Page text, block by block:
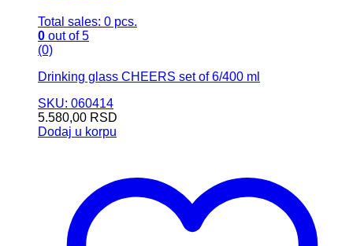
Total sales: 0 pcs.
0 out of 5
(0)
Drinking glass CHEERS set of 6/400 ml
SKU: 060414
5.580,00 RSD
Dodaj u korpu